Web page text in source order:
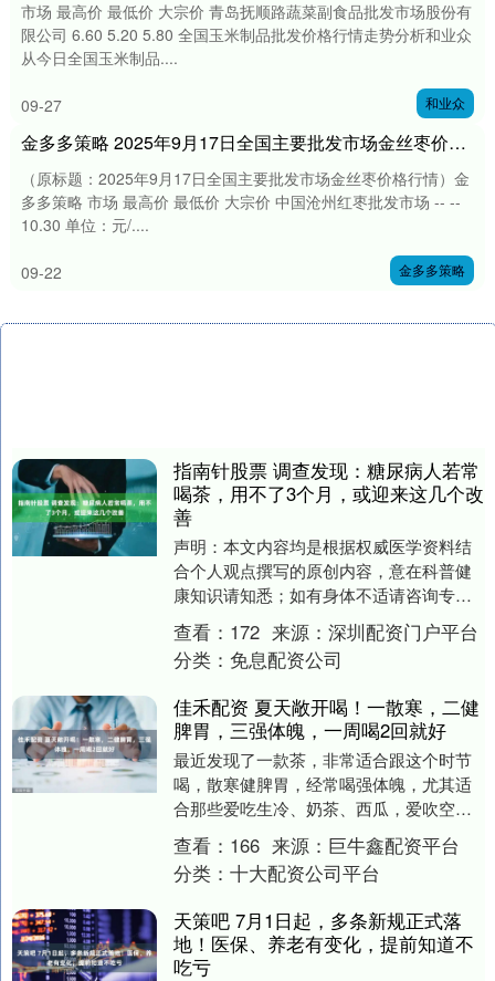
市场 最高价 最低价 大宗价 青岛抚顺路蔬菜副食品批发市场股份有
限公司 6.60 5.20 5.80 全国玉米制品批发价格行情走势分析和业众
从今日全国玉米制品....
09-27 和业众
金多多策略 2025年9月17日全国主要批发市场金丝枣价格行情
（原标题：2025年9月17日全国主要批发市场金丝枣价格行情）金
多多策略 市场 最高价 最低价 大宗价 中国沧州红枣批发市场 -- --
10.30 单位：元/....
09-22 金多多策略
指南针股票 调查发现：糖尿病人若常
喝茶，用不了3个月，或迎来这几个改
善
声明：本文内容均是根据权威医学资料结
合个人观点撰写的原创内容，意在科普健
康知识请知悉；如有身体不适请咨询专业
医生。 端起杯子的那一刻，很多人压根没
想过，这个动作....
查看： 172 来源： 深圳配资门户平台
分类： 免息配资公司
佳禾配资 夏天敞开喝！一散寒，二健
脾胃，三强体魄，一周喝2回就好
最近发现了一款茶，非常适合跟这个时节
喝，散寒健脾胃，经常喝强体魄，尤其适
合那些爱吃生冷、奶茶、西瓜，爱吹空
调，不爱运动的人群。 紫苏陈皮姜米茶 食
材 云南老黄姜....
查看： 166 来源： 巨牛鑫配资平台
分类： 十大配资公司平台
天策吧 7月1日起，多条新规正式落
地！医保、养老有变化，提前知道不
吃亏